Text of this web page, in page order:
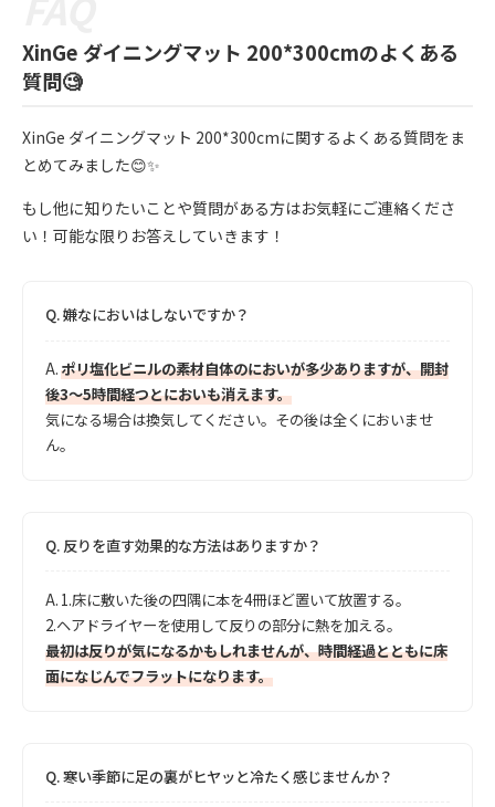
XinGe ダイニングマット 200*300cmのよくある
質問🧐
XinGe ダイニングマット 200*300cmに関するよくある質問をま
とめてみました😊✨
もし他に知りたいことや質問がある方はお気軽にご連絡くださ
い！可能な限りお答えしていきます！
Q.嫌なにおいはしないですか？
A.ポリ塩化ビニルの素材自体のにおいが多少ありますが、開封
後3～5時間経つとにおいも消えます。
気になる場合は換気してください。その後は全くにおいませ
ん。
Q. 反りを直す効果的な方法はありますか？
A. 1.床に敷いた後の四隅に本を4冊ほど置いて放置する。
2.ヘアドライヤーを使用して反りの部分に熱を加える。
最初は反りが気になるかもしれませんが、時間経過とともに床
面になじんでフラットになります。
Q.寒い季節に足の裏がヒヤッと冷たく感じませんか？